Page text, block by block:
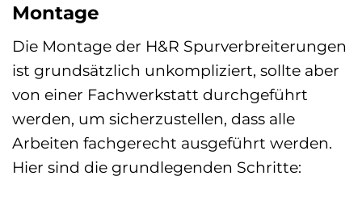
Montage
Die Montage der H&R Spurverbreiterungen
ist grundsätzlich unkompliziert, sollte aber
von einer Fachwerkstatt durchgeführt
werden, um sicherzustellen, dass alle
Arbeiten fachgerecht ausgeführt werden.
Hier sind die grundlegenden Schritte: